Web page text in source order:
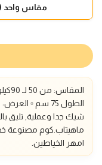
مقاس واحد
المقاس: من 50 لـ 90كيلو ▫️ الخامة:كريب▫️
الطول 75 سم
▫️ العرض: 70 سم
شيك جدا وعملية, تليق
ماهيتاب.كوم مصنوعة
امهر الخياطين.